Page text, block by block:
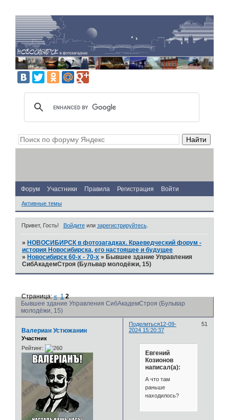
Форум Участники Правила Регистрация Войти
Активные темы
Привет, Гость! Войдитеили зарегистрируйтесь.
» НОВОСИБИРСК в фотозагадках. Краеведческий форум -
история Новосибирска, его настоящее и будущее
» Новосибирск 60-х - 70-х » Бывшее здание Управления
СибАкадемСтроя (Бульвар молодёжи, 15)
Бывшее здание Управления СибАкадемСтроя (Бульвар
молодёжи, 15)
Страница:« 1 2
Поделиться 51
12-09-
2024 15:20:37
Валериан Устюжанин
Участник
Рейтинг:
Евгений
Козионов
написал(а):
А что там
раньше
находилось?